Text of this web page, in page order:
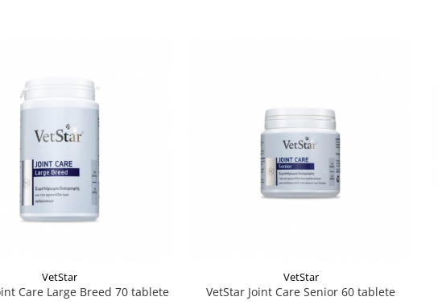
VetStar
Joint Care Large Breed 70 tablete
VetStar
VetStar Joint Care Senior 60 tablete